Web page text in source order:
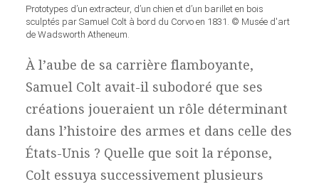
Prototypes d’un extracteur, d’un chien et d’un barillet en bois
sculptés par Samuel Colt à bord du Corvo en 1831. © Musée d'art
de Wadsworth Atheneum.
À l’aube de sa carrière flamboyante,
Samuel Colt avait-il subodoré que ses
créations joueraient un rôle déterminant
dans l’histoire des armes et dans celle des
États-Unis ? Quelle que soit la réponse,
Colt essuya successivement plusieurs